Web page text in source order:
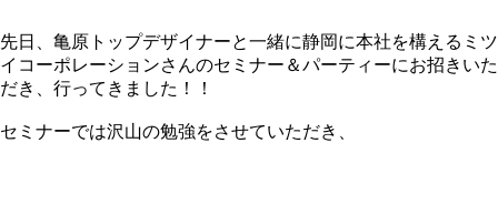
先日、亀原トップデザイナーと一緒に静岡に本社を構えるミツ
イコーポレーションさんのセミナー＆パーティーにお招きいた
だき、行ってきました！！
セミナーでは沢山の勉強をさせていただき、